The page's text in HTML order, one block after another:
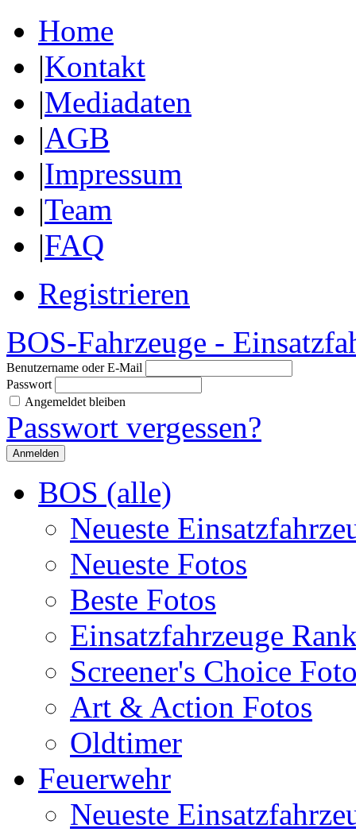
Home
|Kontakt
|Mediadaten
|AGB
|Impressum
|Team
|FAQ
Registrieren
BOS-Fahrzeuge -
Benutzername oder E-Mail
Passwort
Angemeldet bleiben
Passwort vergessen?
BOS (alle)
Neueste
Neueste Fotos
Beste Fotos
Einsatzfahrzeuge
Screener's Choice
Art & Action Fotos
Oldtimer
Feuerwehr
Neueste